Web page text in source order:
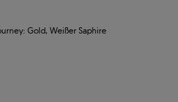
Gold, Weißer Saphire